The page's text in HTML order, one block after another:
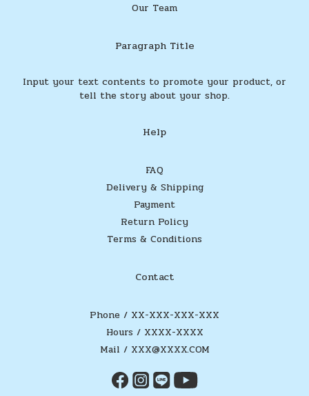
Our Team
Paragraph Title
Input your text contents to promote your product, or
tell the story about your shop.
Help
FAQ
Delivery & Shipping
Payment
Return Policy
Terms & Conditions
Contact
Phone / XX-XXX-XXX-XXX
Hours / XXXX-XXXX
Mail / XXX@XXXX.COM